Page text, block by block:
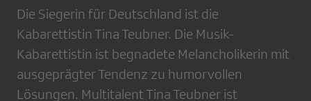
Die Siegerin für Deutschland ist die
Kabarettistin Tina Teubner. Die Musik-
Kabarettistin ist begnadete Melancholikerin mit
ausgeprägter Tendenz zu humorvollen
Lösungen. Multitalent Tina Teubner ist